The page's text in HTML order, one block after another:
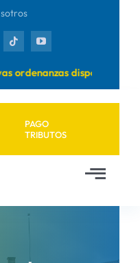
ordenanzas disponibles
PAGO
TRIBUTOS